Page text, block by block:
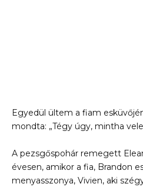
Egyedül ültem a fiam
mondta: „Tégy úgy, mintha
A pezsgőspohár remegett
évesen, amikor a fia, Brandon
menyasszonya, Vivien, aki